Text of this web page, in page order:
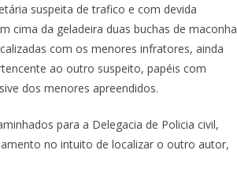
suspeita de trafico e com devida
cima da geladeira duas buchas de maconha
com os menores infratores, ainda
ao outro suspeito, papéis com
dos menores apreendidos.
para a Delegacia de Policia civil,
no intuito de localizar o outro autor,